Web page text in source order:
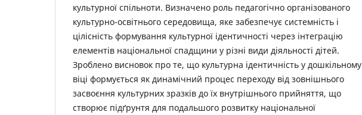
культурної спільноти. Визначено роль педагогічно організованого
культурно-освітнього середовища, яке забезпечує системність і
цілісність формування культурної ідентичності через інтеграцію
елементів національної спадщини у різні види діяльності дітей.
Зроблено висновок про те, що культурна ідентичність у дошкільному
віці формується як динамічний процес переходу від зовнішнього
засвоєння культурних зразків до їх внутрішнього прийняття, що
створює підґрунтя для подальшого розвитку національної